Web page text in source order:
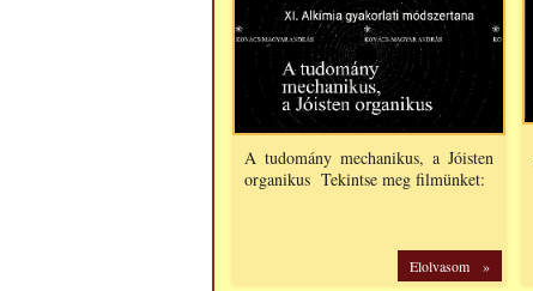
A tudomány mechanikus, a Jóisten
organikus Tekintse meg filmünket:
Elolvasom »